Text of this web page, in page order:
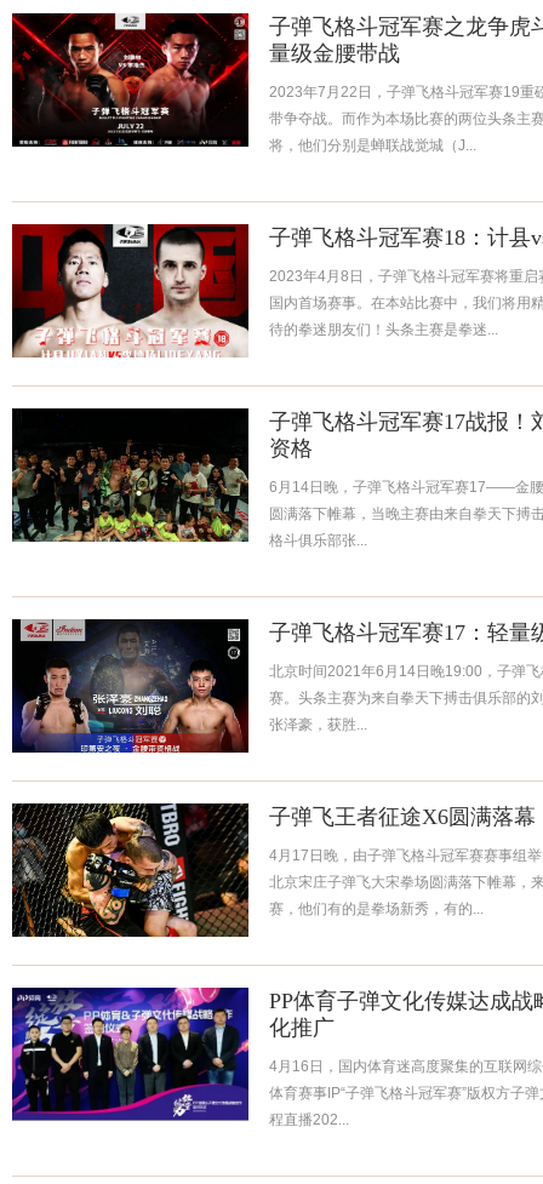
子弹飞格斗冠军赛之龙争虎
量级金腰带战
2023年7月22日，子弹飞格斗冠军赛19重
带争夺战。而作为本场比赛的两位头条主
将，他们分别是蝉联战觉城（J...
子弹飞格斗冠军赛18：计县
2023年4月8日，子弹飞格斗冠军赛将重
国内首场赛事。在本站比赛中，我们将用
待的拳迷朋友们！头条主赛是拳迷...
子弹飞格斗冠军赛17战报！
资格
6月14日晚，子弹飞格斗冠军赛17——金
圆满落下帷幕，当晚主赛由来自拳天下搏
格斗俱乐部张...
子弹飞格斗冠军赛17：轻量
北京时间2021年6月14日晚19:00，子弹
赛。头条主赛为来自拳天下搏击俱乐部的
张泽豪，获胜...
子弹飞王者征途X6圆满落幕
4月17日晚，由子弹飞格斗冠军赛赛事组
北京宋庄子弹飞大宋拳场圆满落下帷幕，
赛，他们有的是拳场新秀，有的...
PP体育子弹文化传媒达成
化推广
4月16日，国内体育迷高度聚集的互联网
体育赛事IP“子弹飞格斗冠军赛”版权方子
程直播202...